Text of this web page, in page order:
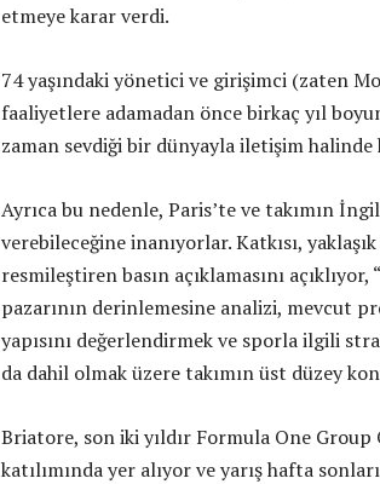
etmeye karar verdi.
74 yaşındaki yönetici ve girişimci (zaten
faaliyetlere adamadan önce birkaç yıl
zaman sevdiği bir dünyayla iletişim halinde
Ayrıca bu nedenle, Paris’te ve takımın
verebileceğine inanıyorlar. Katkısı,
resmileştiren basın açıklamasını
pazarının derinlemesine analizi, mevcut
yapısını değerlendirmek ve sporla ilgili
da dahil olmak üzere takımın üst düzey
Briatore, son iki yıldır Formula One Group
katılımında yer alıyor ve yarış hafta